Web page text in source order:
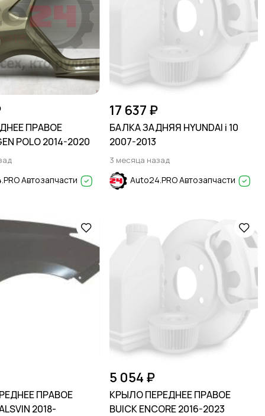
ПРАВОЕ
POLO 2014-2020
Автозапчасти
17 637 ₽
БАЛКА ЗАДНЯЯ HYUNDAI i 10
2007-2013
3 месяца назад
Auto24.PRO Автозапчасти
ПРАВОЕ
2018-
5 054 ₽
КРЫЛО ПЕРЕДНЕЕ ПРАВОЕ
BUICK ENCORE 2016-2023